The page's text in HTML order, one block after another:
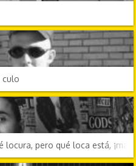
culo
locura, pero qué loca está,